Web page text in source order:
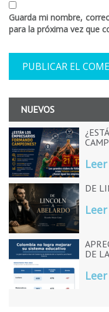
Guarda mi nombre,
para la próxima vez que
NUEVOS
DE
DE